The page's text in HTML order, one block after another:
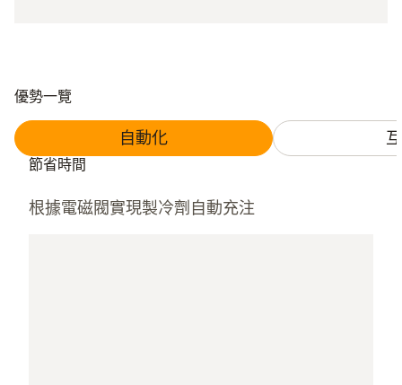
優勢一覽
自動化
節省時間
根據電磁閥實現製冷劑自動充注